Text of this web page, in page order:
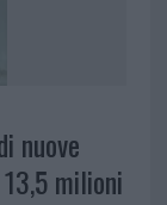
nuove
milioni